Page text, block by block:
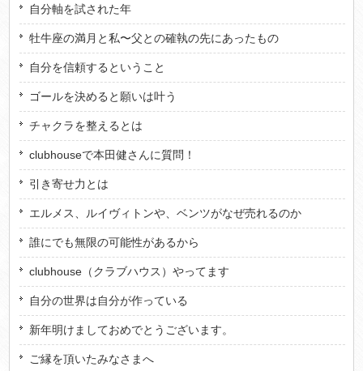
自分軸を試された年
牡牛座の満月と私〜父との確執の先にあったもの
自分を信頼するということ
ゴールを決めると願いは叶う
チャクラを整えるとは
clubhouseで本田健さんに質問！
引き寄せ力とは
エルメス、ルイヴィトンや、ベンツがなぜ売れるのか
誰にでも無限の可能性があるから
clubhouse（クラブハウス）やってます
自分の世界は自分が作っている
新年明けましておめでとうございます。
ご縁を頂いたみなさまへ